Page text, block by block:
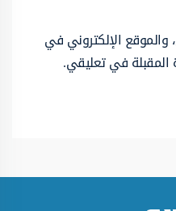
الإلكتروني في
المقبلة في تعليقي.